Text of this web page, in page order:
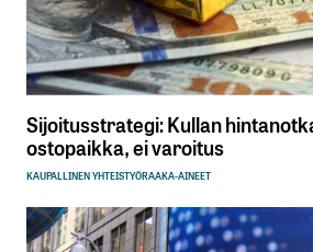
Sijoitusstrategi: Kullan
ostopaikka, ei varoitus
KAUPALLINEN YHTEISTYÖRAAKA-AINEET